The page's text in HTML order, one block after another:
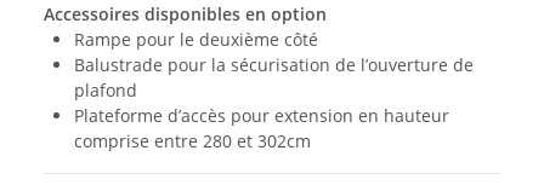
Accessoires disponibles en option
Rampe pour le deuxième côté
Balustrade pour la sécurisation de l’ouverture de
plafond
Plateforme d’accès pour extension en hauteur
comprise entre 280 et 302cm